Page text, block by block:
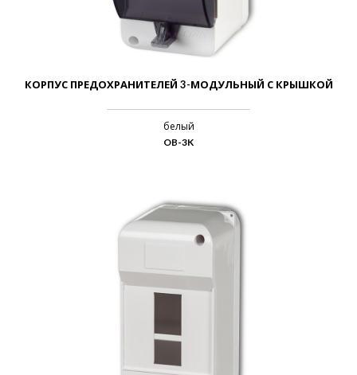
КОРПУС ПРЕДОХРАНИТЕЛЕЙ 3-МОДУЛЬНЫЙ С КРЫШКОЙ
белый
OB-3K